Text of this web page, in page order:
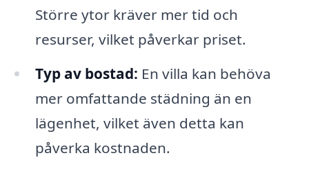
Större ytor kräver mer tid och
resurser, vilket påverkar priset.
Typ av bostad: En villa kan behöva
mer omfattande städning än en
lägenhet, vilket även detta kan
påverka kostnaden.